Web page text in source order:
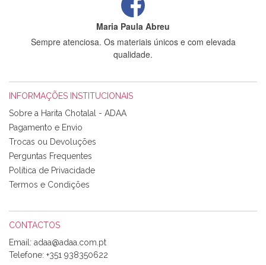
Maria Paula Abreu
Sempre atenciosa. Os materiais únicos e com elevada
qualidade.
Tudo chegou em condições, pois os produtos vieram muito
bem acondicionados. Estou plenamente satisfeita com os
produtos adquiridos. Relativamente à bolsa, tem um tecido
com um padrão e cores muito bonitas e a execução está
perfeitíssima. Futuramente penso voltar a comprar na vossa
loja, têm excelentes artigos a um preço muito justo. A
Alexandra Morais
Olá boa Noite. Os meus tecidos chegaram hoje. Muito
INFORMAÇÕES INSTITUCIONAIS
Sobre a Harita Chotalal - ADAA
Pagamento e Envio
Trocas ou Devoluções
Perguntas Frequentes
Política de Privacidade
Termos e Condições
CONTACTOS
Email:
Telefone: +351 938350622